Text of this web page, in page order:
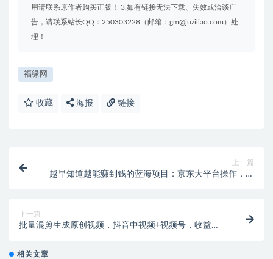
用请联系原作者购买正版！ 3.如有链接无法下载、失效或洽谈广
告，请联系站长QQ：250303228（邮箱：gm@juziliao.com）处
理！
福缘网
收藏 海报 链接
上一篇
越早知道越能赚到钱的蓝海项目：京东大平台操作，一
下一篇
批量混剪生成原创视频，抖音中视频+视频号，收益日
相关文章